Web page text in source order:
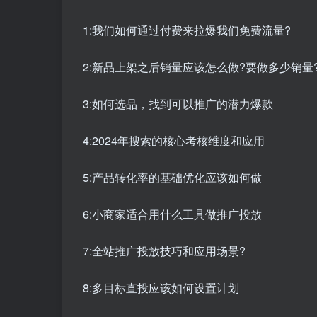
1:我们如何通过付费来拉爆我们免费流量?
2:新品上架之后销量应该怎么做?要做多少销量
3:如何选品，找到可以推广的潜力爆款
4:2024年搜索的核心考核维度和应用
5:产品转化率的基础优化应该如何做
6:小商家适合用什么工具做推广投放
7:全站推广投放技巧和应用场景?
8:多目标直投应该如何设置计划